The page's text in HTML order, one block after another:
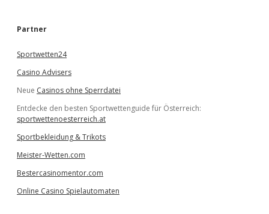
e
Partner
Sportwetten24
Casino Advisers
Neue Casinos ohne Sperrdatei
Entdecke den besten Sportwettenguide für Österreich:
sportwettenoesterreich.at
Sportbekleidung & Trikots
Meister-Wetten.com
Bestercasinomentor.com
Online Casino Spielautomaten